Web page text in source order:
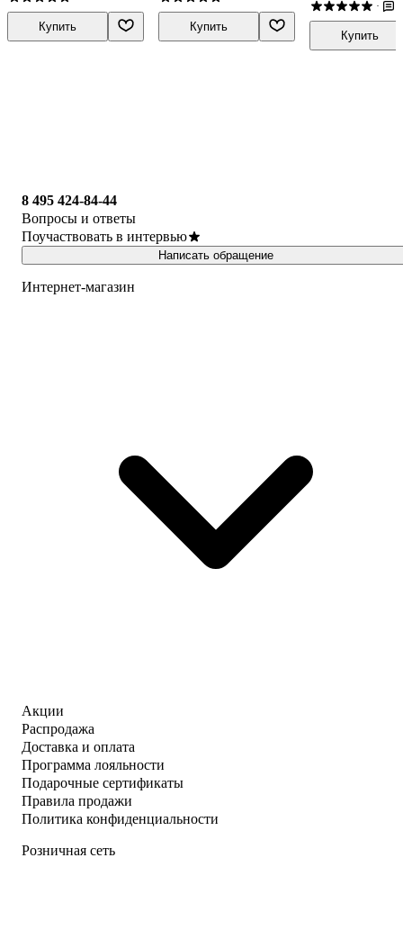
Купить Купить
·
Купить
8 495 424-84-44
Вопросы и ответы
Поучаствовать в интервью
Написать обращение
Интернет-магазин
Акции
Распродажа
Доставка и оплата
Программа лояльности
Подарочные сертификаты
Правила продажи
Политика конфиденциальности
Розничная сеть